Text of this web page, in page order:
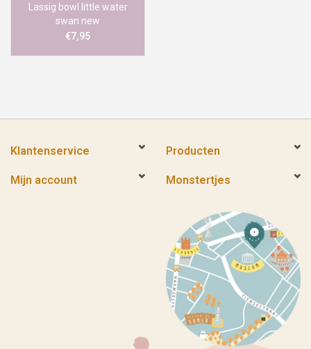
Lassig bowl little water
swan new
€7,95
Klantenservice Producten
Mijn account Monstertjes